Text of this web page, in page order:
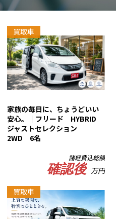
買取車
家族の毎日に、ちょうどいい
安心。｜フリード HYBRID
ジャストセレクション
2WD 6名
諸経費込総額
確認後 万円
買取車